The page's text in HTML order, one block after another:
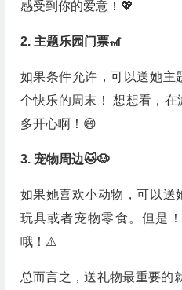
感受到你的爱意！💖
2. 主题乐园门票🎢
如果条件允许，可以送她主
个快乐的周末！ 想想看，
多开心啊！😄
3. 宠物周边🐱🐶
如果她喜欢小动物，可以送
玩具或者宠物零食。但是
哦！⚠️
总而言之，送礼物最重要